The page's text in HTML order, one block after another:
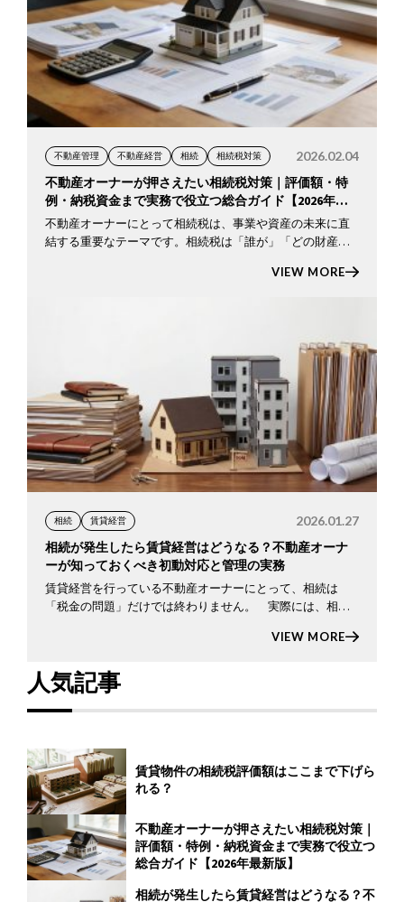
不動産管理 不動産経営 相続 相続税対策 2026.02.04
不動産オーナーが押さえたい相続税対策｜評価額・特
例・納税資金まで実務で役立つ総合ガイド【2026年最
新版】
不動産オーナーにとって相続税は、事業や資産の未来に直
結する重要なテーマです。相続税は「誰が」「どの財産
不動産は評価方法も複雑で、納税資金の確保にも注意が必
VIEW MORE
相続 賃貸経営 2026.01.27
相続が発生したら賃貸経営はどうなる？不動産オーナ
ーが知っておくべき初動対応と管理の実務
賃貸経営を行っている不動産オーナーにとって、相続は
「税金の問題」だけでは終わりません。 実際には、相続
クをはらんでいます。オーナーが亡くなったあとも、賃貸
VIEW MORE
人気記事
賃貸物件の相続税評価額はここまで下げら
れる？
不動産オーナーが押さえたい相続税対策｜
評価額・特例・納税資金まで実務で役立つ
総合ガイド【2026年最新版】
相続が発生したら賃貸経営はどうなる？不